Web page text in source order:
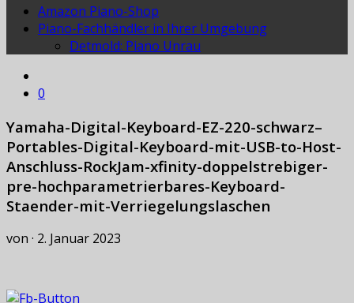
Amazon Piano-Shop
Piano-Fachhändler in Ihrer Umgebung
Detmold: Piano Unrau
0
Yamaha-Digital-Keyboard-EZ-220-schwarz–
Portables-Digital-Keyboard-mit-USB-to-Host-
Anschluss-RockJam-xfinity-doppelstrebiger-
pre-hochparametrierbares-Keyboard-
Staender-mit-Verriegelungslaschen
von · 2. Januar 2023